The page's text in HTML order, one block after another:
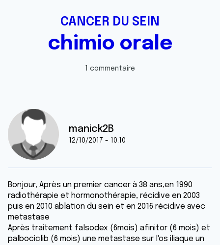
CANCER DU SEIN
chimio orale
1 commentaire
manick2B
12/10/2017 - 10:10
Bonjour, Après un premier cancer à 38 ans,en 1990
radiothérapie et hormonothérapie, récidive en 2003
puis en 2010 ablation du sein et en 2016 récidive avec
metastase
Après traitement falsodex (6mois) afinitor (6 mois) et
palbociclib (6 mois) une metastase sur l'os iliaque un